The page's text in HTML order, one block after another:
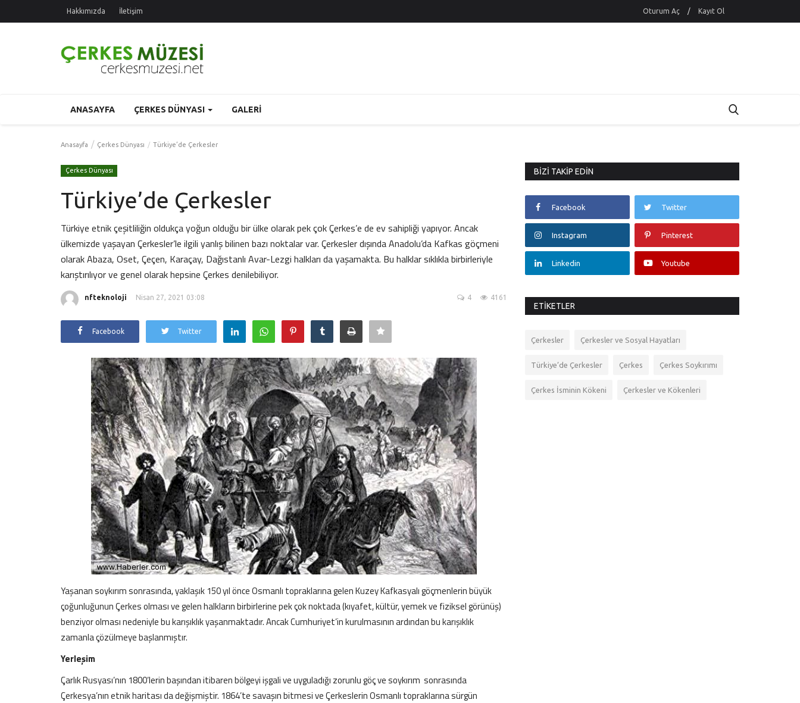
Hakkımızda İletişim Oturum Aç / Kayıt Ol
ANASAYFA ÇERKES DÜNYASI GALERI
Anasayfa Çerkes Dünyası Türkiye’de Çerkesler
Çerkes Dünyası
Türkiye’de Çerkesler
Türkiye etnik çeşitliliğin oldukça yoğun olduğu bir ülke olarak pek çok Çerkes’e de ev sahipliği yapıyor. Ancak
ülkemizde yaşayan Çerkesler’le ilgili yanlış bilinen bazı noktalar var. Çerkesler dışında Anadolu’da Kafkas göçmeni
olarak Abaza, Oset, Çeçen, Karaçay, Dağıstanlı Avar-Lezgi halkları da yaşamakta. Bu halklar sıklıkla birbirleriyle
karıştırılıyor ve genel olarak hepsine Çerkes denilebiliyor.
nfteknoloji Nisan 27, 2021 03:08 4161
4
Facebook Twitter
Yaşanan soykırım sonrasında, yaklaşık 150 yıl önce Osmanlı topraklarına gelen Kuzey Kafkasyalı göçmenlerin büyük
çoğunluğunun Çerkes olması ve gelen halkların birbirlerine pek çok noktada (kıyafet, kültür, yemek ve fiziksel görünüş)
benziyor olması nedeniyle bu karışıklık yaşanmaktadır. Ancak Cumhuriyet’in kurulmasının ardından bu karışıklık
zamanla çözülmeye başlanmıştır.
Yerleşim
Çarlık Rusyası’nın 1800’lerin başından itibaren bölgeyi işgali ve uyguladığı zorunlu göç ve soykırım sonrasında
Çerkesya’nın etnik haritası da değişmiştir. 1864’te savaşın bitmesi ve Çerkeslerin Osmanlı topraklarına sürgün
BIZI TAKIP EDIN
Facebook Twitter
Instagram Pinterest
Linkedin Youtube
ETIKETLER
Çerkesler Çerkesler ve Sosyal Hayatları
Türkiye’de Çerkesler Çerkes Çerkes Soykırımı
Çerkes İsminin Kökeni Çerkesler ve Kökenleri